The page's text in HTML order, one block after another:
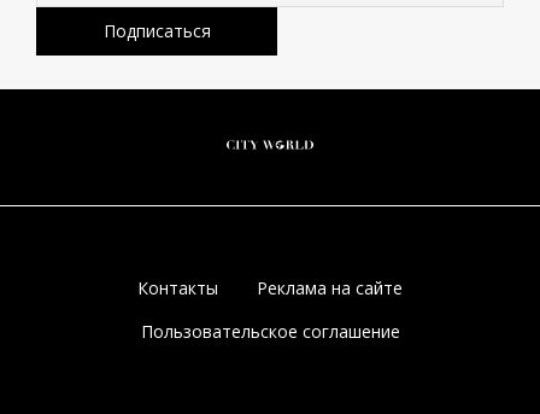
Контакты
Реклама на сайте
Пользовательское соглашение